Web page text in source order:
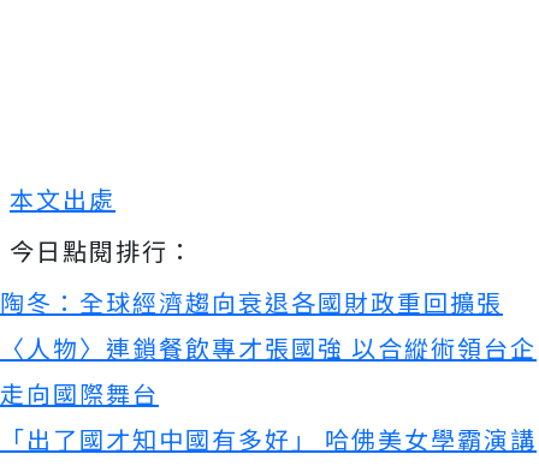
本文出處
今日點閱排行：
陶冬：全球經濟趨向衰退各國財政重回擴張
〈人物〉連鎖餐飲專才張國強 以合縱術領台企
走向國際舞台
「出了國才知中國有多好」 哈佛美女學霸演講